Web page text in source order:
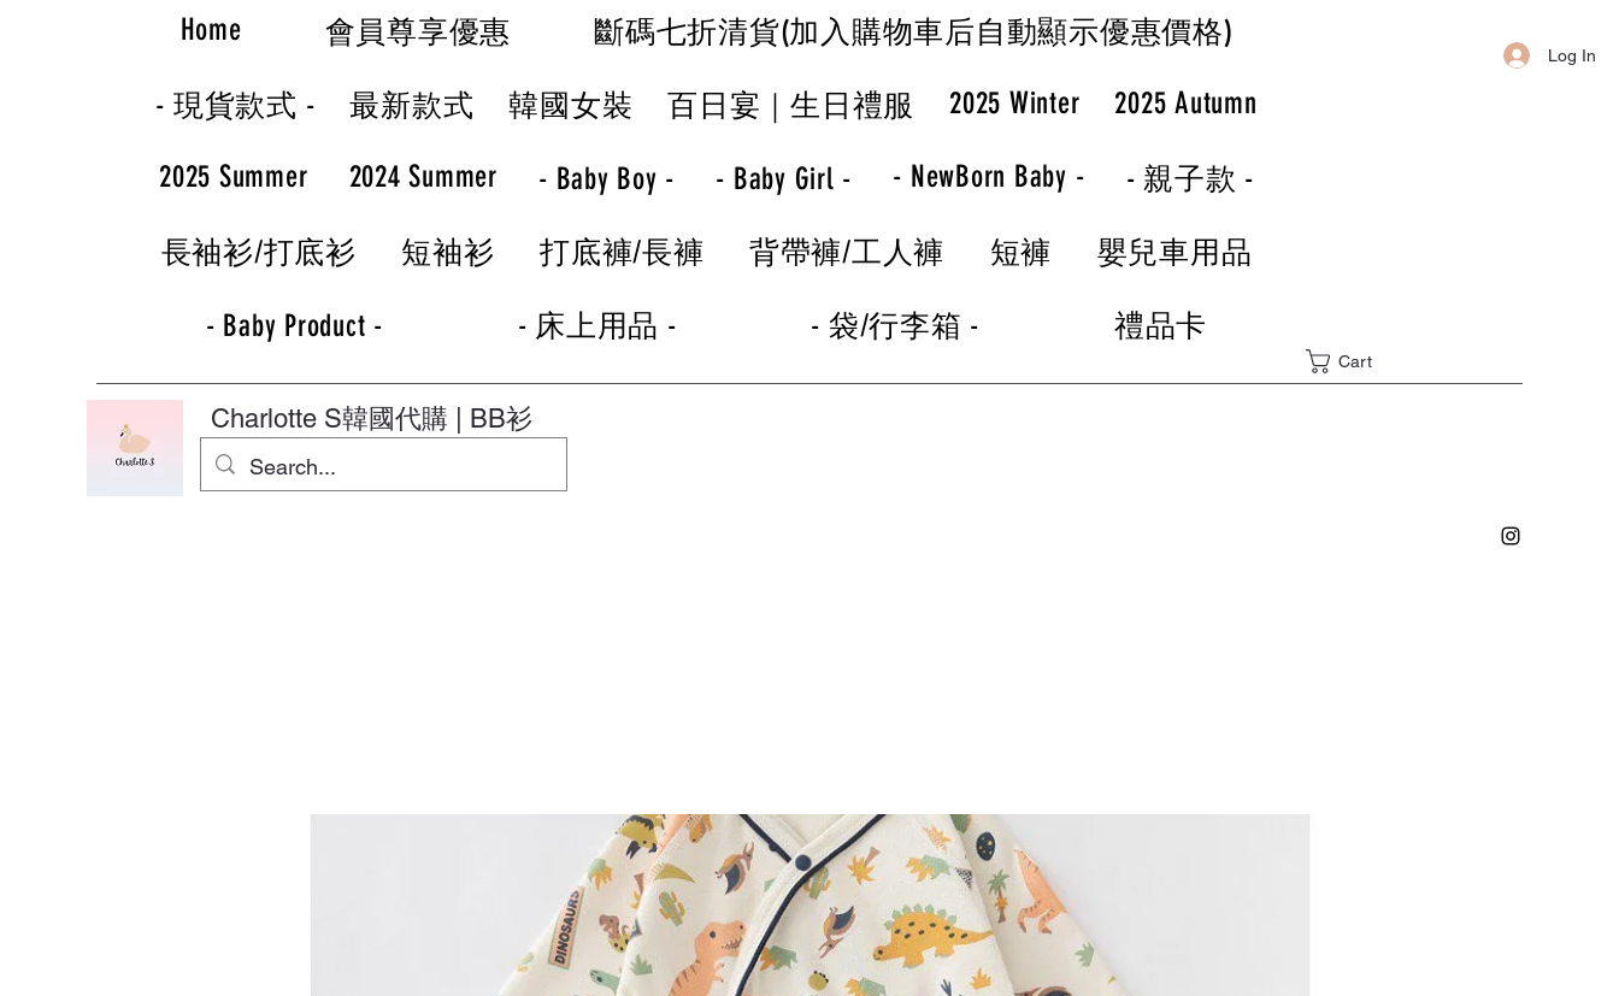
Log In
Home 會員尊享優惠 斷碼七折清貨(加入購物車后自動顯示優惠價格)
- 現貨款式 - 最新款式 韓國女裝 百日宴｜生日禮服 2025 Winter 2025 Autumn
2025 Summer 2024 Summer - Baby Boy - - Baby Girl - - NewBorn Baby - - 親子款 -
長袖衫/打底衫 短袖衫 打底褲/長褲 背帶褲/工人褲 短褲 嬰兒車用品
- Baby Product - - 床上用品 - - 袋/行李箱 - 禮品卡
Cart
Charlotte S韓國代購 | BB衫